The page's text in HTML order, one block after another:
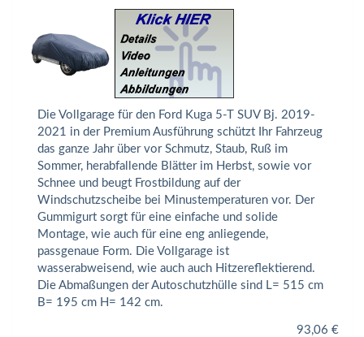
Die Vollgarage für den Ford Kuga 5-T SUV Bj. 2019-
2021 in der Premium Ausführung schützt Ihr Fahrzeug
das ganze Jahr über vor Schmutz, Staub, Ruß im
Sommer, herabfallende Blätter im Herbst, sowie vor
Schnee und beugt Frostbildung auf der
Windschutzscheibe bei Minustemperaturen vor. Der
Gummigurt sorgt für eine einfache und solide
Montage, wie auch für eine eng anliegende,
passgenaue Form. Die Vollgarage ist
wasserabweisend, wie auch auch Hitzereflektierend.
Die Abmaßungen der Autoschutzhülle sind L= 515 cm
B= 195 cm H= 142 cm.
93,06 €